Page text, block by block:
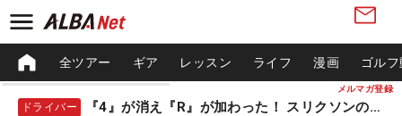
メルマガ登録
全ツアー ギア レッスン ライフ 漫画 ゴル
ドライバー 『4』が消え『R』が加わった！ スリクソンの新作